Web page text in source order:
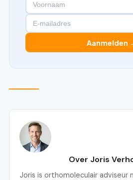
Aanmelden
Over Joris
Joris is orthomoleculair adviseur